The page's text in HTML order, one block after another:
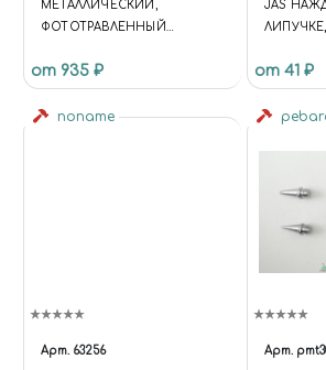
МЕТАЛЛИЧЕСКИЙ,
ФОТОТРАВЛЕННЫЙ
от 935 ₽
JAS
ЛИПУЧКЕ,
от 41 ₽
noname
Арт. 63256 Арт.